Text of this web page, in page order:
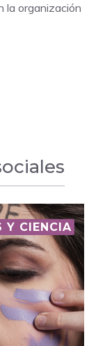
la organización
Y CIENCIA